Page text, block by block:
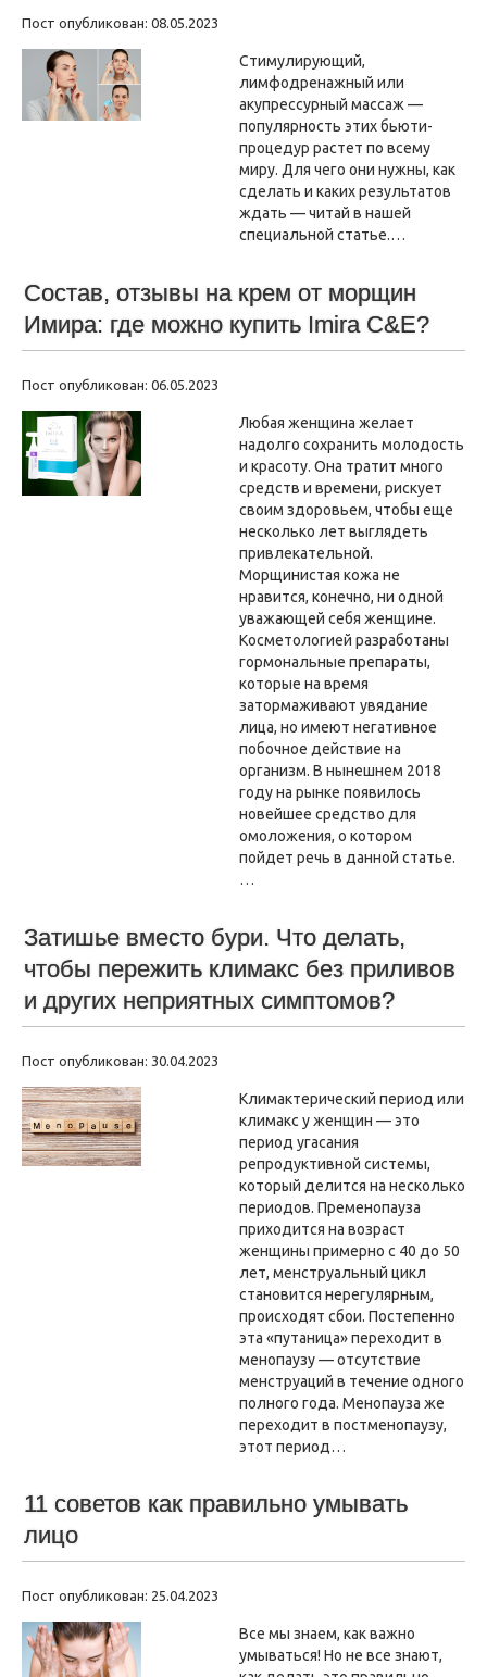
Пост опубликован: 08.05.2023
Стимулирующий,
лимфодренажный или
акупрессурный массаж —
популярность этих бьюти-
процедур растет по всему
миру. Для чего они нужны, как
сделать и каких результатов
ждать — читай в нашей
специальной статье.…
Состав, отзывы на крем от морщин
Имира: где можно купить Imira C&E?
Пост опубликован: 06.05.2023
Любая женщина желает
надолго сохранить молодость
и красоту. Она тратит много
средств и времени, рискует
своим здоровьем, чтобы еще
несколько лет выглядеть
привлекательной.
Морщинистая кожа не
нравится, конечно, ни одной
уважающей себя женщине.
Косметологией разработаны
гормональные препараты,
которые на время
затормаживают увядание
лица, но имеют негативное
побочное действие на
организм. В нынешнем 2018
году на рынке появилось
новейшее средство для
омоложения, о котором
пойдет речь в данной статье.
…
Затишье вместо бури. Что делать,
чтобы пережить климакс без приливов
и других неприятных симптомов?
Пост опубликован: 30.04.2023
Климактерический период или
климакс у женщин — это
период угасания
репродуктивной системы,
который делится на несколько
периодов. Пременопауза
приходится на возраст
женщины примерно с 40 до 50
лет, менструальный цикл
становится нерегулярным,
происходят сбои. Постепенно
эта «путаница» переходит в
менопаузу — отсутствие
менструаций в течение одного
полного года. Менопауза же
переходит в постменопаузу,
этот период…
11 советов как правильно умывать
лицо
Пост опубликован: 25.04.2023
Все мы знаем, как важно
умываться! Но не все знают,